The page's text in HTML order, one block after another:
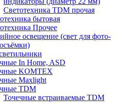
Светотехника TDM прочая
бытовая
Прочее
освещение (свет для фото-
In Home, ASD
KOMTEX
Maxlight
TDM
Точечные встраиваемые TDM